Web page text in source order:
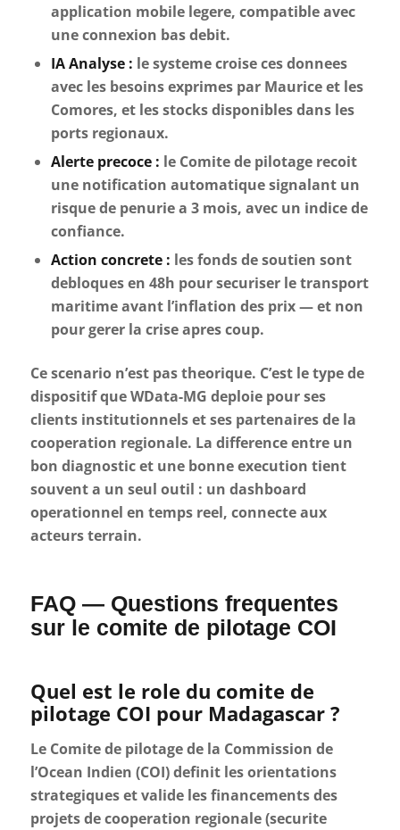
application mobile legere, compatible avec
une connexion bas debit.
IA Analyse : le systeme croise ces donnees
avec les besoins exprimes par Maurice et les
Comores, et les stocks disponibles dans les
ports regionaux.
Alerte precoce : le Comite de pilotage recoit
une notification automatique signalant un
risque de penurie a 3 mois, avec un indice de
confiance.
Action concrete : les fonds de soutien sont
debloques en 48h pour securiser le transport
maritime avant l’inflation des prix — et non
pour gerer la crise apres coup.
Ce scenario n’est pas theorique. C’est le type de
dispositif que WData-MG deploie pour ses
clients institutionnels et ses partenaires de la
cooperation regionale. La difference entre un
bon diagnostic et une bonne execution tient
souvent a un seul outil : un dashboard
operationnel en temps reel, connecte aux
acteurs terrain.
FAQ — Questions frequentes
sur le comite de pilotage COI
Quel est le role du comite de
pilotage COI pour Madagascar ?
Le Comite de pilotage de la Commission de
l’Ocean Indien (COI) definit les orientations
strategiques et valide les financements des
projets de cooperation regionale (securite